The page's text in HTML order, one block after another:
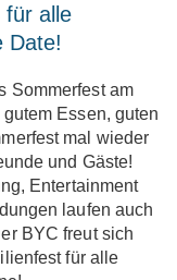
für alle
Date!
Sommerfest am
Essen, guten
mal wieder
und Gäste!
Entertainment
laufen auch
BYC freut sich
für alle